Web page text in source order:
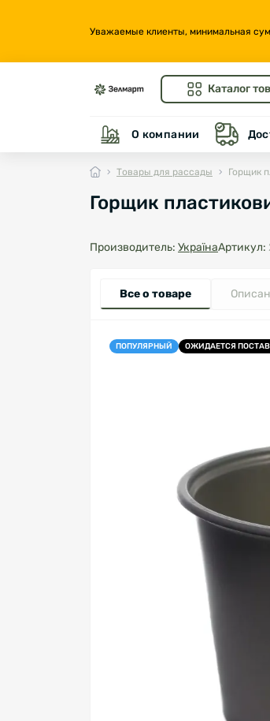
Уважаемые клиенты, минимальная
Каталог
О компании
Товары для рассады Горщик
Горщик
Производитель: УкраїнаАртикул:
Все о товаре
ПОПУЛЯРНЫЙ ОЖИДАЕТСЯ